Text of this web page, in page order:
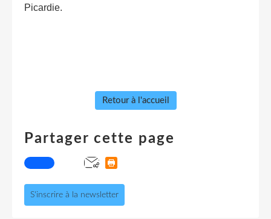
Picardie.
Retour à l'accueil
Partager cette page
S'inscrire à la newsletter